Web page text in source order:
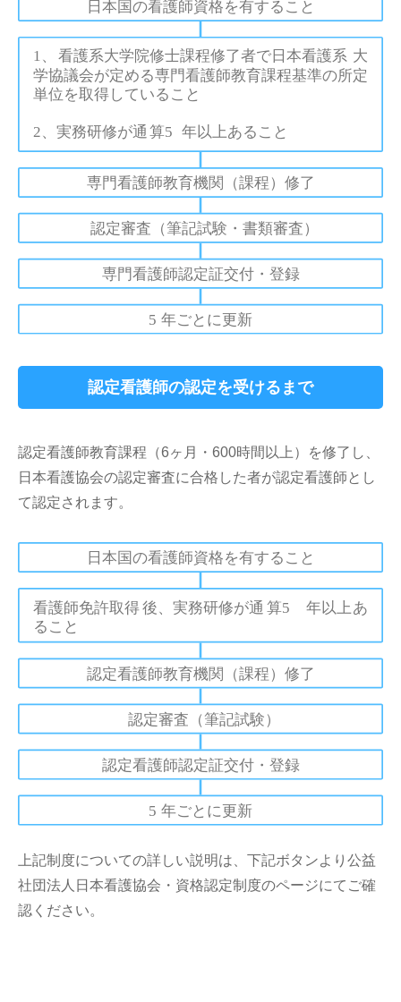
認定看護師の認定を受けるまで
認定看護師教育課程（6ヶ月・600時間以上）を修了し、
日本看護協会の認定審査に合格した者が認定看護師とし
て認定されます。
上記制度についての詳しい説明は、下記ボタンより公益
社団法人日本看護協会・資格認定制度のページにてご確
認ください。